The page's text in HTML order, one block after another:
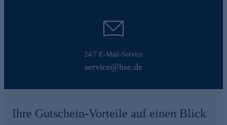
24/7 E-Mail-Service
service@hse.de
Ihre Gutschein-Vorteile auf einen Blick